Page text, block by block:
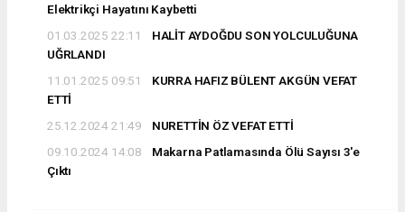
Elektrikçi Hayatını Kaybetti
01.03.2025 22:11
HALİT AYDOĞDU SON YOLCULUĞUNA
UĞRLANDI
11.01.2025 09:51
KURRA HAFIZ BÜLENT AKGÜN VEFAT
ETTİ
25.12.2024 21:49
NURETTİN ÖZ VEFAT ETTİ
09.10.2024 14:08
Makarna Patlamasında Ölü Sayısı 3'e
Çıktı